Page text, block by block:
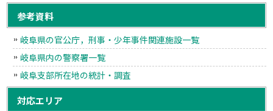
参考資料
岐阜県の官公庁，刑事・少年事件関連施設一覧
岐阜県内の警察署一覧
岐阜支部所在地の統計・調査
対応エリア